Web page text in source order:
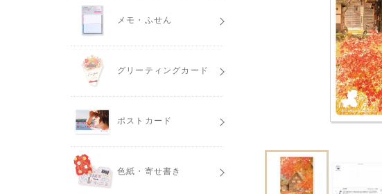
メモ・ふせん
グリーティングカード
ポストカード
色紙・寄せ書き